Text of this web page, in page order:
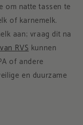
om natte tassen te
of karnemelk.
aan; vraag dit na
RVS kunnen
of andere
en duurzame